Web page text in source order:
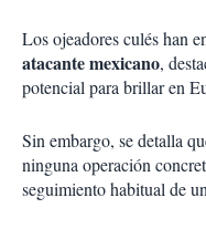
Los ojeadores culés han
atacante mexicano,
potencial para brillar en
Sin embargo, se detalla
ninguna operación
seguimiento habitual de